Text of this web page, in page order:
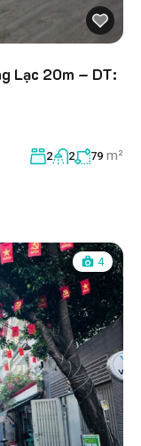
Lạc 20m – DT:
2 2 79 m²
4